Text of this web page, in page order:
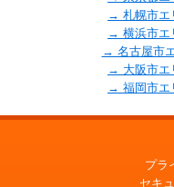
→ 札幌市エ
→ 横浜市エ
→ 名古屋市
→ 大阪市エ
→ 福岡市エ
プラ
セキ